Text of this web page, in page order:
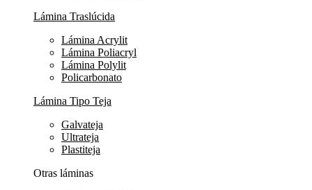
Lámina Traslúcida
Lámina Acrylit
Lámina Poliacryl
Lámina Polylit
Policarbonato
Lámina Tipo Teja
Galvateja
Ultrateja
Plastiteja
Otras láminas